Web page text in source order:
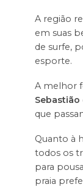
A região
em suas
de surfe,
esporte.
A melhor
Sebastião
que
Quanto à
todos os
para
praia